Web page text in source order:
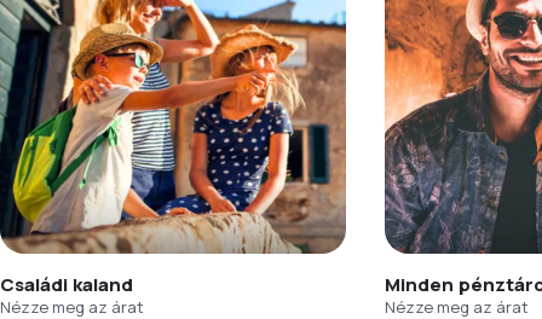
Családi kaland
Nézze meg az árat
Minden
Nézze meg az árat